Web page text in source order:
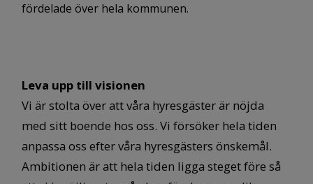
fördelade över hela kommunen.
Leva upp till visionen
Vi är stolta över att våra hyresgäster är nöjda
med sitt boende hos oss. Vi försöker hela tiden
anpassa oss efter våra hyresgästers önskemål.
Ambitionen är att hela tiden ligga steget före så